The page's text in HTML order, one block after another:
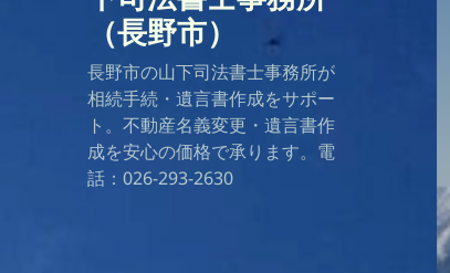
（長野市）
長野市の山下司法書士事務所が
相続手続・遺言書作成をサポー
ト。不動産名義変更・遺言書作
成を安心の価格で承ります。電
話：026-293-2630